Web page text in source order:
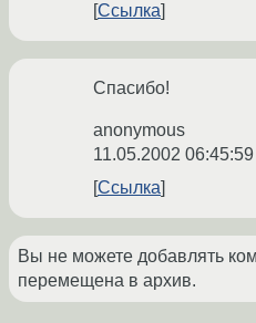
Ссылка
Cпасибо!
anonymous
11.05.2002
Ссылка
Вы не можете добавлять
перемещена в архив.